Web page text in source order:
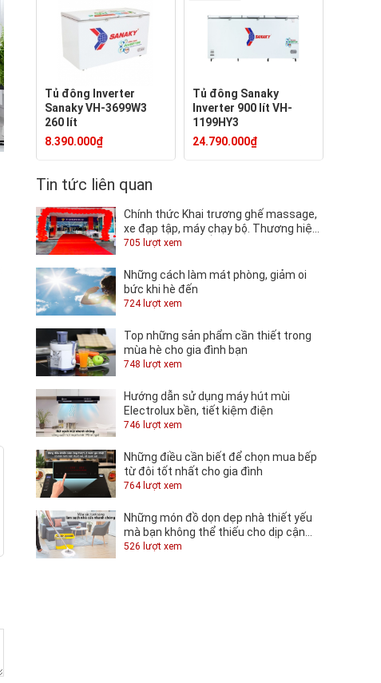
Tủ đông Inverter
Sanaky VH-3699W3
260 lít
8.390.000₫
Tủ đông Sanaky
Inverter 900 lít VH-
1199HY3
24.790.000₫
Tin tức liên quan
Chính thức Khai trương ghế massage,
xe đạp tập, máy chạy bộ. Thương hiệu
TOSHIKO tại QUỐC KHÁNH.
705 lượt xem
Những cách làm mát phòng, giảm oi
bức khi hè đến
724 lượt xem
Top những sản phẩm cần thiết trong
mùa hè cho gia đình bạn
748 lượt xem
Hướng dẫn sử dụng máy hút mùi
Electrolux bền, tiết kiệm điện
746 lượt xem
Những điều cần biết để chọn mua bếp
từ đôi tốt nhất cho gia đình
764 lượt xem
Những món đồ dọn dẹp nhà thiết yếu
mà bạn không thể thiếu cho dịp cận
Tết
526 lượt xem